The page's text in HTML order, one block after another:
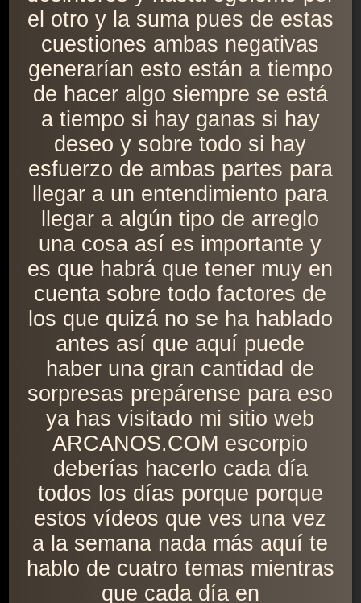
el otro y la suma pues de estas
cuestiones ambas negativas
generarían esto están a tiempo
de hacer algo siempre se está
a tiempo si hay ganas si hay
deseo y sobre todo si hay
esfuerzo de ambas partes para
llegar a un entendimiento para
llegar a algún tipo de arreglo
una cosa así es importante y
es que habrá que tener muy en
cuenta sobre todo factores de
los que quizá no se ha hablado
antes así que aquí puede
haber una gran cantidad de
sorpresas prepárense para eso
ya has visitado mi sitio web
ARCANOS.COM escorpio
deberías hacerlo cada día
todos los días porque porque
estos vídeos que ves una vez
a la semana nada más aquí te
hablo de cuatro temas mientras
que cada día en